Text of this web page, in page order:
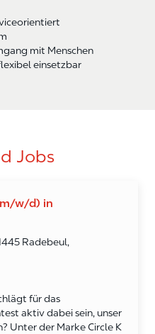
mit Menschen
einsetzbar
Jobs
w/d) in
Radebeul,
für das
aktiv dabei sein, unser
Unter der Marke Circle K